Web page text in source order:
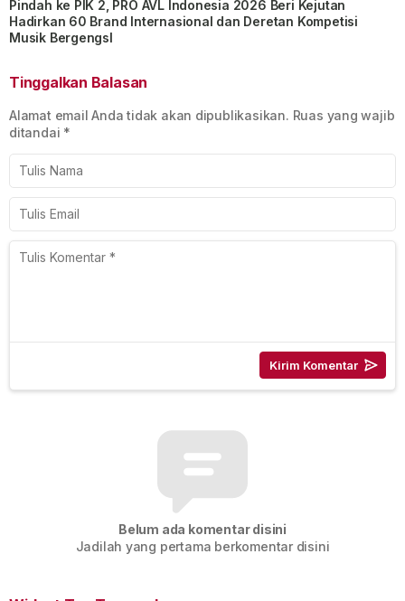
Pindah ke PIK 2, PRO AVL Indonesia 2026 Beri Kejutan
Hadirkan 60 Brand Internasional dan Deretan Kompetisi
Musik BergengsI
Tinggalkan Balasan
Alamat email Anda tidak akan dipublikasikan. Ruas yang wajib
ditandai *
Belum ada komentar disini
Jadilah yang pertama berkomentar disini